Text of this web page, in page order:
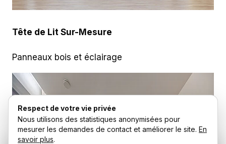
Tête de Lit Sur-Mesure
Panneaux bois et éclairage
Respect de votre vie privée
Nous utilisons des statistiques anonymisées pour
mesurer les demandes de contact et améliorer le site. En
savoir plus.